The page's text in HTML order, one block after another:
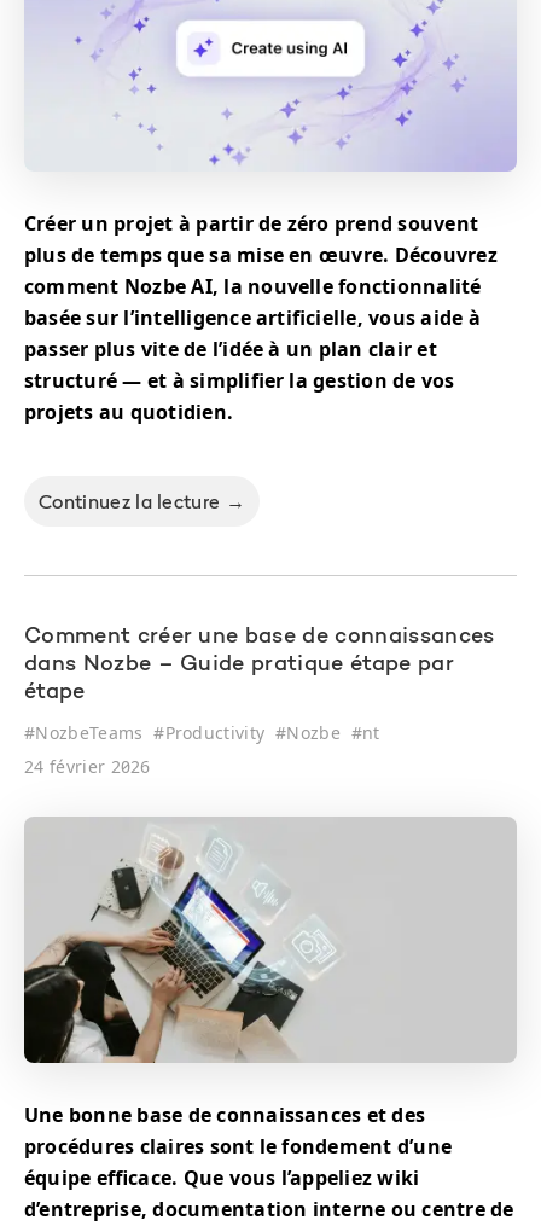
Créer un projet à partir de zéro prend souvent
plus de temps que sa mise en œuvre. Découvrez
comment Nozbe AI, la nouvelle fonctionnalité
basée sur l’intelligence artificielle, vous aide à
passer plus vite de l’idée à un plan clair et
structuré — et à simplifier la gestion de vos
projets au quotidien.
Continuez la lecture →
Comment créer une base de connaissances
dans Nozbe – Guide pratique étape par
étape
#NozbeTeams #Productivity #Nozbe #nt
24 février 2026
Une bonne base de connaissances et des
procédures claires sont le fondement d’une
équipe efficace. Que vous l’appeliez wiki
d’entreprise, documentation interne ou centre de